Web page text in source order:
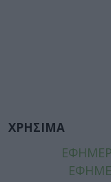
ΧΡΗΣΙΜΑ